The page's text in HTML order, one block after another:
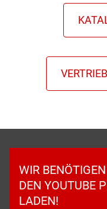
WIR
DEN YOUTUBE
LADEN!